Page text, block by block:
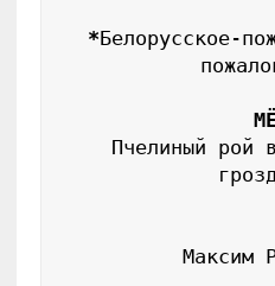
*Белорусское-
Максим